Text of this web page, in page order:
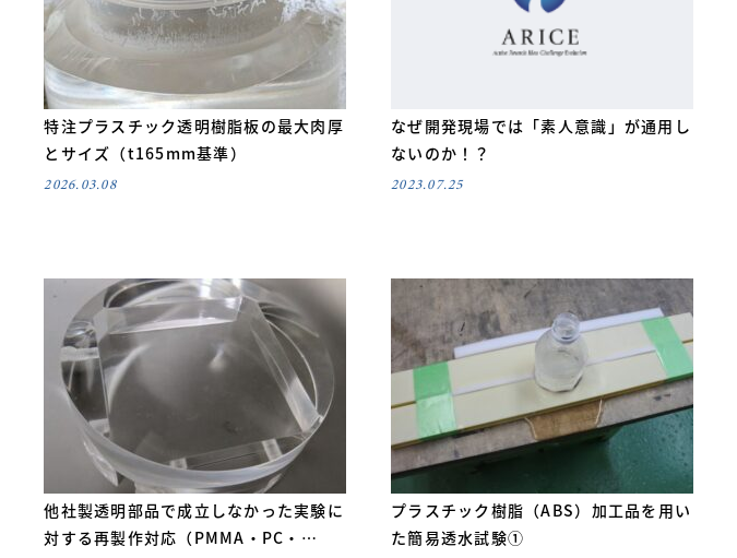
特注プラスチック透明樹脂板の最大肉厚
とサイズ（t165mm基準）
2026.03.08
なぜ開発現場では「素人意識」が通用し
ないのか！？
2023.07.25
他社製透明部品で成立しなかった実験に
対する再製作対応（PMMA・PC・…
プラスチック樹脂（ABS）加工品を用い
た簡易透水試験①